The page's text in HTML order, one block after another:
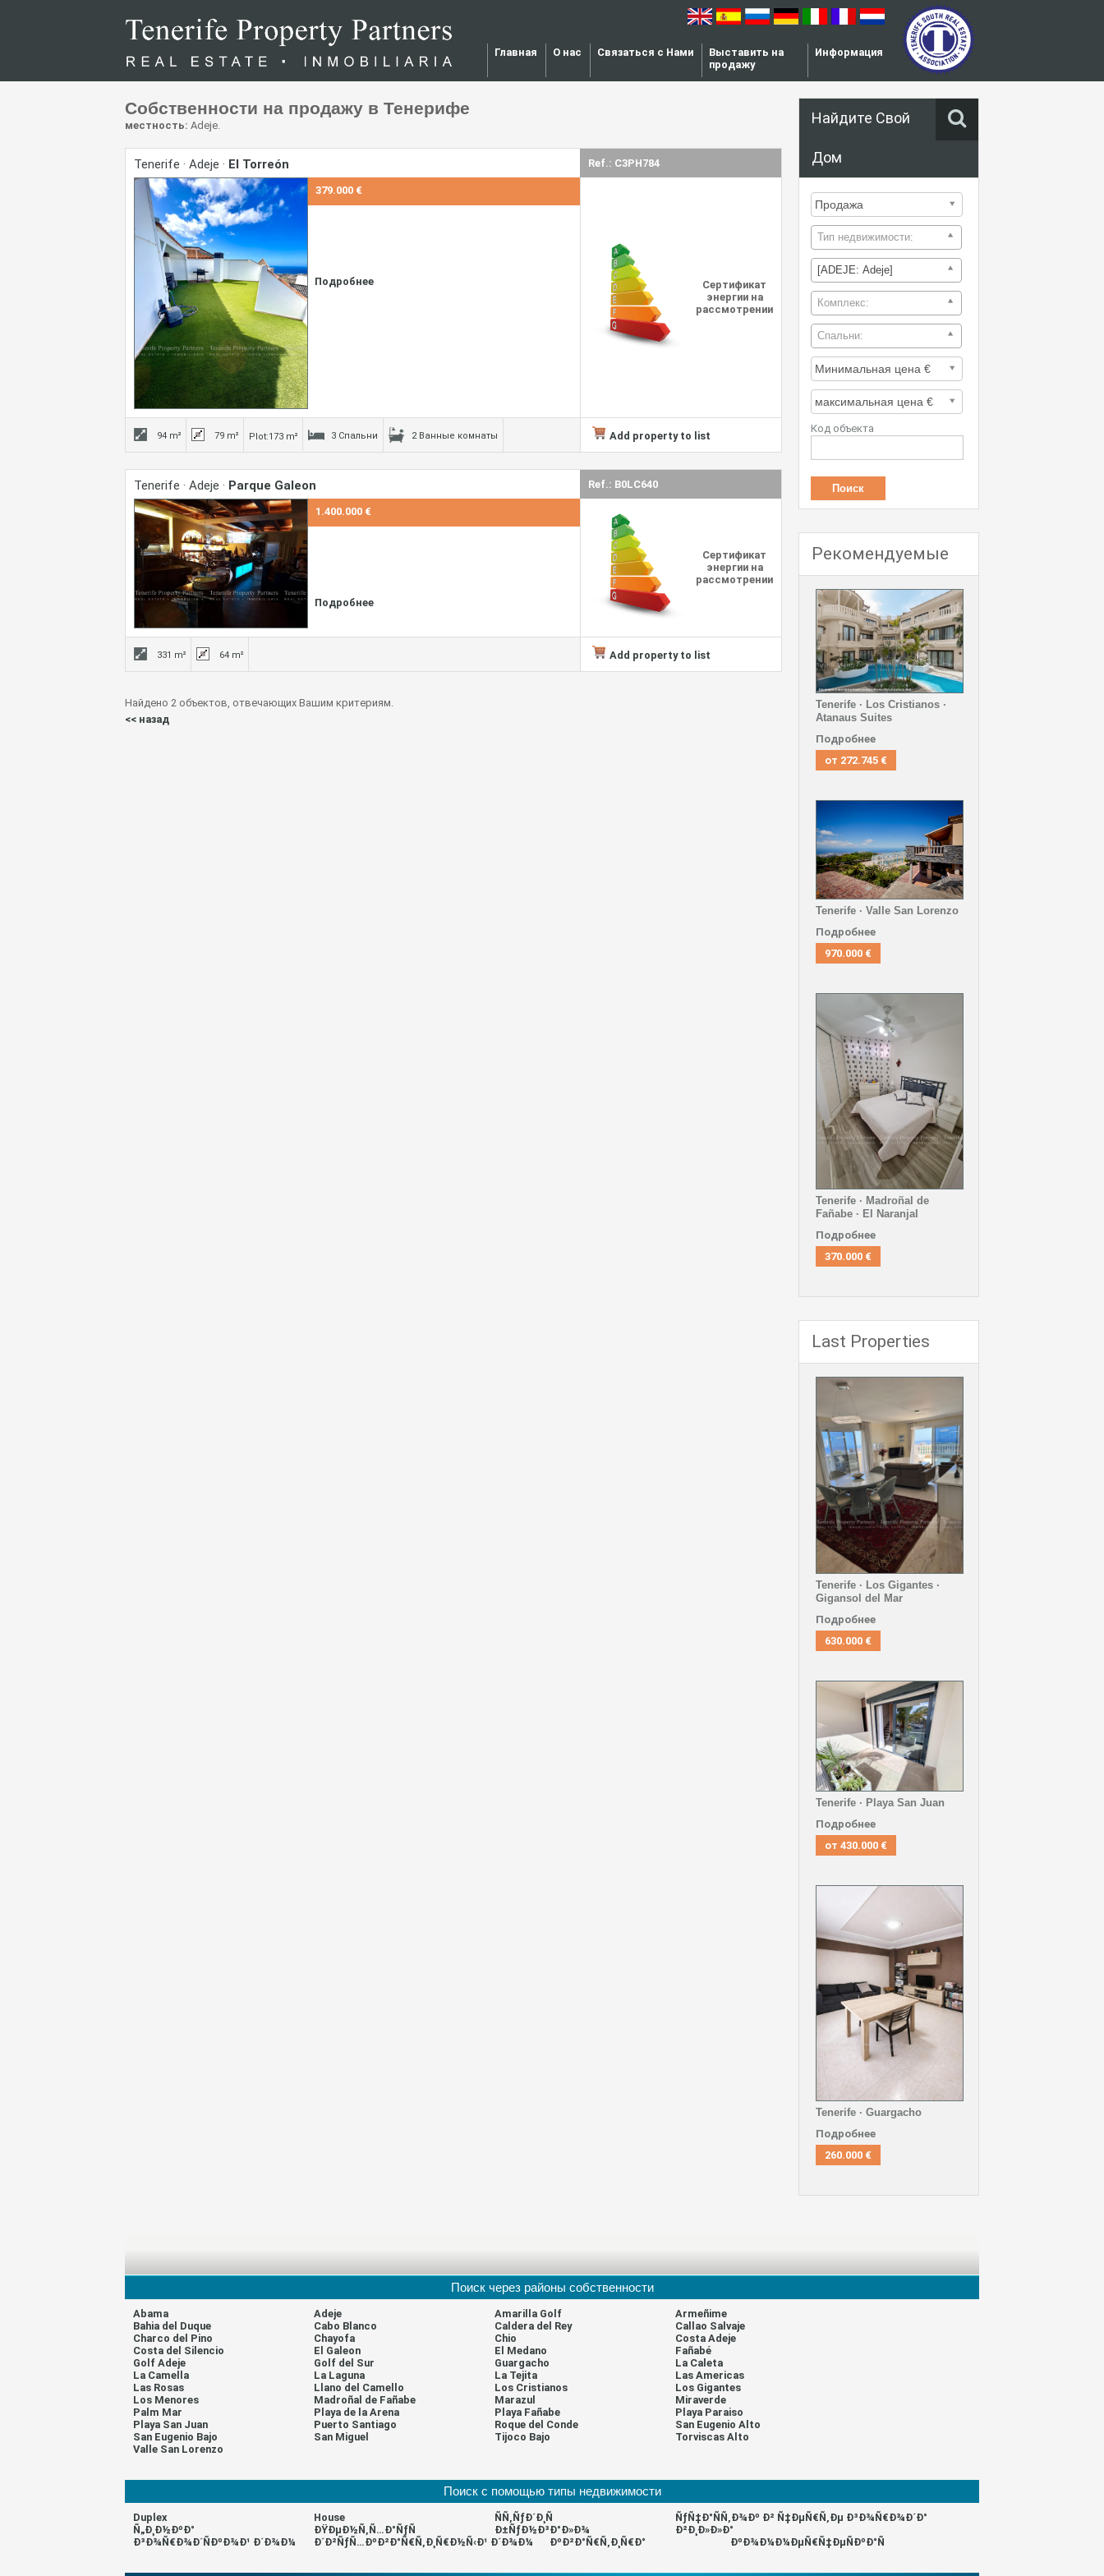
Главная О нас Связаться с Нами
Выставить на
продажу
Информация
Собственности на продажу в Тенерифе
местность: Adeje.
Tenerife · Adeje · El Torreón Ref.: C3PH784
379.000 €
Подробнее
Сертификат
энергии на
рассмотрении
94 m² 79 m² Plot:173 m² 3 Спальни 2 Ванные комнаты Add property to list
Tenerife · Adeje · Parque Galeon Ref.: B0LC640
1.400.000 €
Подробнее
Сертификат
энергии на
рассмотрении
331 m² 64 m² Add property to list
Найдено 2 объектов, отвечающих Вашим критериям.
<< назад
Найдите Свой
Дом
Тип недвижимости:
[ADEJE: Adeje]
Комплекс:
Спальни:
Код объекта
Рекомендуемые
Tenerife · Los Cristianos ·
Atanaus Suites
Подробнее
от 272.745 €
Tenerife · Valle San Lorenzo
Подробнее
970.000 €
Tenerife · Madroñal de
Fañabe · El Naranjal
Подробнее
370.000 €
Last Properties
Tenerife · Los Gigantes ·
Gigansol del Mar
Подробнее
630.000 €
Tenerife · Playa San Juan
Подробнее
от 430.000 €
Tenerife · Guargacho
Подробнее
260.000 €
Поиск через районы собственности
Abama Adeje Amarilla Golf
Armeñime
Bahia del Duque
Cabo Blanco Caldera del Rey
Callao Salvaje
Charco del Pino
Chayofa Chio
Costa Adeje
Costa del Silencio
El Galeon El Medano
Fañabé
Golf Adeje
Golf del Sur Guargacho
La Caleta
La Camella
La Laguna La Tejita
Las Americas
Las Rosas
Llano del Camello Los Cristianos
Los Gigantes
Los Menores
Madroñal de Fañabe Marazul
Miraverde
Palm Mar
Playa de la Arena Playa Fañabe
Playa Paraiso
Playa San Juan
Puerto Santiago Roque del Conde
San Eugenio Alto
San Eugenio Bajo
San Miguel Tijoco Bajo
Torviscas Alto
Valle San Lorenzo
Поиск с помощью типы недвижимости
Duplex House ÑÑ‚ÑƒÐ´Ð¸Ñ
ÑƒÑ‡Ð°ÑÑ‚Ð¾Ðº Ð² Ñ‡ÐµÑ€Ñ‚Ðµ Ð³Ð¾Ñ€Ð¾Ð´Ð°
Ñ„Ð¸Ð½ÐºÐ°
ÐŸÐµÐ½Ñ‚Ñ…Ð°ÑƒÑ Ð±ÑƒÐ½Ð³Ð°Ð»Ð¾
Ð²Ð¸Ð»Ð»Ð°
Ð³Ð¾Ñ€Ð¾Ð´ÑÐºÐ¾Ð¹ Ð´Ð¾Ð¼
Ð´Ð²ÑƒÑ…ÐºÐ²Ð°Ñ€Ñ‚Ð¸Ñ€Ð½Ñ‹Ð¹ Ð´Ð¾Ð¼ ÐºÐ²Ð°Ñ€Ñ‚Ð¸Ñ€Ð° ÐºÐ¾Ð¼Ð¼ÐµÑ€Ñ‡ÐµÑÐºÐ°Ñ